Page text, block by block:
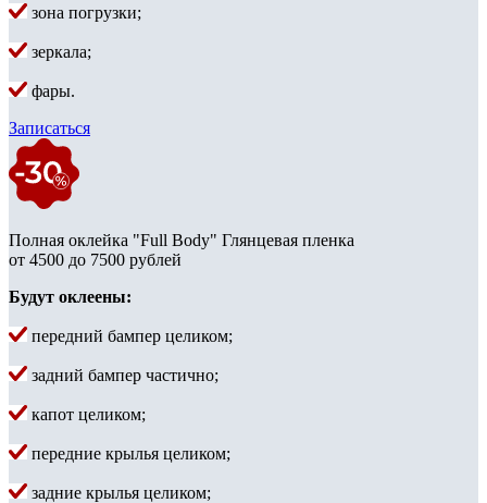
зона погрузки;
зеркала;
фары.
Записаться
Полная оклейка "Full Body" Глянцевая пленка
от 4500 до 7500 рублей
Будут оклеены:
передний бампер целиком;
задний бампер частично;
капот целиком;
передние крылья целиком;
задние крылья целиком;